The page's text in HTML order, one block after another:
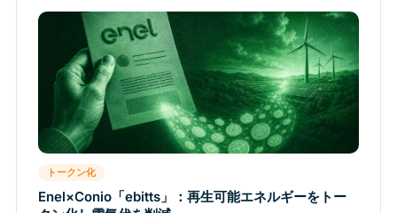
トークン化
Enel×Conio「ebitts」：再生可能エネルギーをトー